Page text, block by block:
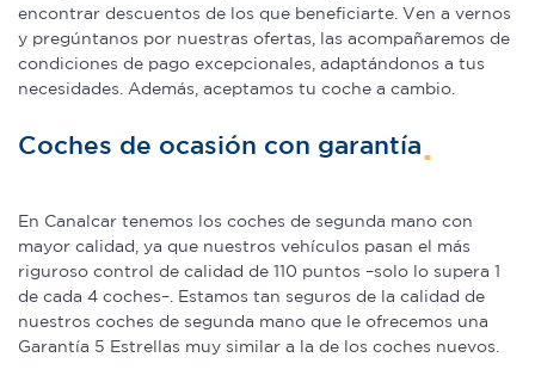
encontrar descuentos de los que beneficiarte. Ven a vernos
y pregúntanos por nuestras ofertas, las acompañaremos de
condiciones de pago excepcionales, adaptándonos a tus
necesidades. Además, aceptamos tu coche a cambio.
Coches de ocasión con garantía
En Canalcar tenemos los coches de segunda mano con
mayor calidad, ya que nuestros vehículos pasan el más
riguroso control de calidad de 110 puntos –solo lo supera 1
de cada 4 coches–. Estamos tan seguros de la calidad de
nuestros coches de segunda mano que le ofrecemos una
Garantía 5 Estrellas muy similar a la de los coches nuevos.